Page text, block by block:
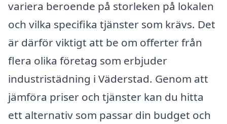
variera beroende på storleken på lokalen
och vilka specifika tjänster som krävs. Det
är därför viktigt att be om offerter från
flera olika företag som erbjuder
industristädning i Väderstad. Genom att
jämföra priser och tjänster kan du hitta
ett alternativ som passar din budget och